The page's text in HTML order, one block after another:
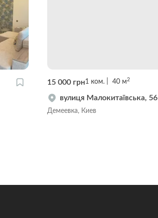
15 000 грн1 ком. 40 м2
вулиця Малокитаївська, 56
Демеевка, Киев